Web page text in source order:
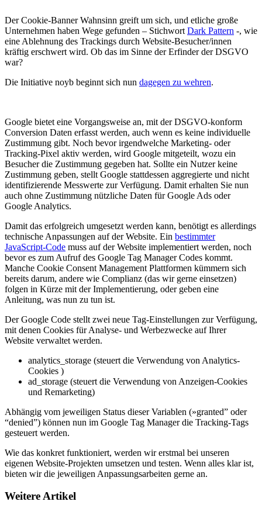
Der Cookie-Banner Wahnsinn greift um sich, und etliche große
Unternehmen haben Wege gefunden – Stichwort Dark Pattern -, wie
eine Ablehnung des Trackings durch Website-Besucher/innen
kräftig erschwert wird. Ob das im Sinne der Erfinder der DSGVO
war?
Die Initiative noyb beginnt sich nun dagegen zu wehren.
Google bietet eine Vorgangsweise an, mit der DSGVO-konform
Conversion Daten erfasst werden, auch wenn es keine individuelle
Zustimmung gibt. Noch bevor irgendwelche Marketing- oder
Tracking-Pixel aktiv werden, wird Google mitgeteilt, wozu ein
Besucher die Zustimmung gegeben hat. Sollte ein Nutzer keine
Zustimmung geben, stellt Google stattdessen aggregierte und nicht
identifizierende Messwerte zur Verfügung. Damit erhalten Sie nun
auch ohne Zustimmung nützliche Daten für Google Ads oder
Google Analytics.
Damit das erfolgreich umgesetzt werden kann, benötigt es allerdings
technische Anpassungen auf der Website. Ein bestimmter
JavaScript-Code muss auf der Website implementiert werden, noch
bevor es zum Aufruf des Google Tag Manager Codes kommt.
Manche Cookie Consent Management Plattformen kümmern sich
bereits darum, andere wie Complianz (das wir gerne einsetzen)
folgen in Kürze mit der Implementierung, oder geben eine
Anleitung, was nun zu tun ist.
Der Google Code stellt zwei neue Tag-Einstellungen zur Verfügung,
mit denen Cookies für Analyse- und Werbezwecke auf Ihrer
Website verwaltet werden.
analytics_storage (steuert die Verwendung von Analytics-
Cookies )
ad_storage (steuert die Verwendung von Anzeigen-Cookies
und Remarketing)
Abhängig vom jeweiligen Status dieser Variablen (»granted” oder
“denied”) können nun im Google Tag Manager die Tracking-Tags
gesteuert werden.
Wie das konkret funktioniert, werden wir erstmal bei unseren
eigenen Website-Projekten umsetzen und testen. Wenn alles klar ist,
bieten wir die jeweiligen Anpassungsarbeiten gerne an.
Weitere Artikel